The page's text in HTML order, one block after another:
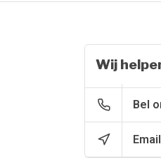
Wij
Bel